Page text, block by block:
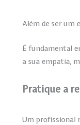
Além de ser um
É fundamental
a sua empatia,
Pratique a
Um profissional